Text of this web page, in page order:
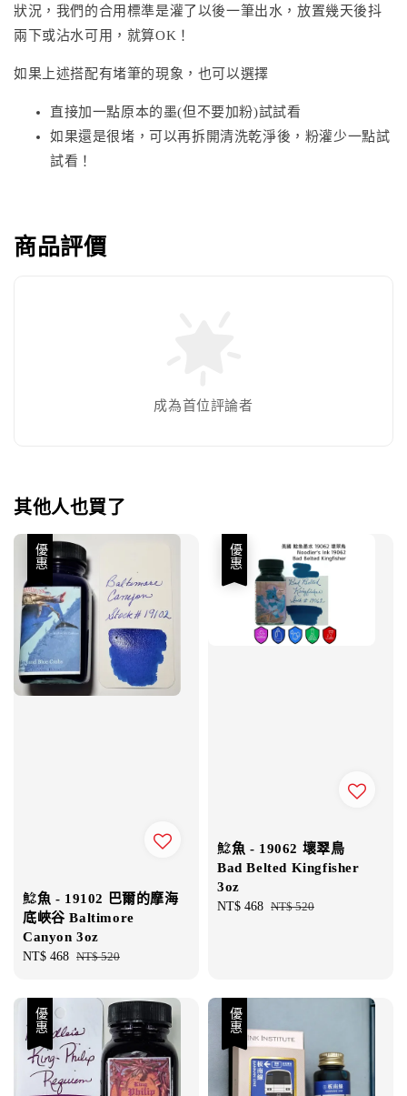
狀況，我們的合用標準是灌了以後一筆出水，放置幾天後抖
兩下或沾水可用，就算OK！
如果上述搭配有堵筆的現象，也可以選擇
直接加一點原本的墨(但不要加粉)試試看
如果還是很堵，可以再拆開清洗乾淨後，粉灌少一點試
試看！
商品評價
成為首位評論者
其他人也買了
優惠
鯰魚 - 19102 巴爾的摩海
底峽谷 Baltimore
Canyon 3oz
Sale
NT$ 468 Regular
NT$ 520
優惠
鯰魚 - 19062 壞翠鳥
Bad Belted Kingfisher
3oz
Sale
NT$ 468 Regular
NT$ 520
優惠 優惠